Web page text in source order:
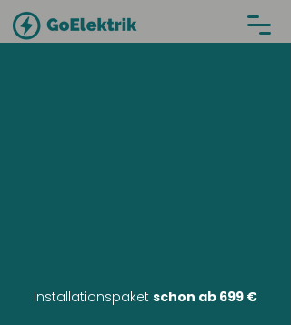
Installationspaket schon ab 699 €